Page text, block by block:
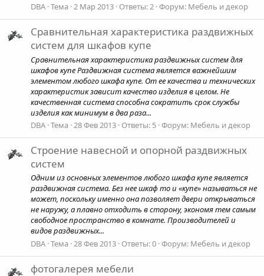
DBA Тема 2 Мар 2013 Ответы: 2 Форум: Мебель и декор
Сравнительная характеристика раздвижных
систем для шкафов купе
Сравнительная характеристика раздвижных систем для
шкафов купе Раздвижная система является важнейшим
элементом любого шкафа купе. От ее качества и технических
характеристик зависит качество изделия в целом. Не
качественная система способна сократить срок службы
изделия как минимум в два раза...
DBA Тема 28 Фев 2013 Ответы: 5 Форум: Мебель и декор
Строение навесной и опорной раздвижных
систем
Одним из основных элементов любого шкафа купе является
раздвижная система. Без нее шкаф то и «купе» называться не
может, поскольку именно она позволяет двери открываться
не наружу, а плавно отходить в сторону, экономя тем самым
свободное пространство в комнате. Производителей и
видов раздвижных...
DBA Тема 28 Фев 2013 Ответы: 0 Форум: Мебель и декор
фотогалерея мебели